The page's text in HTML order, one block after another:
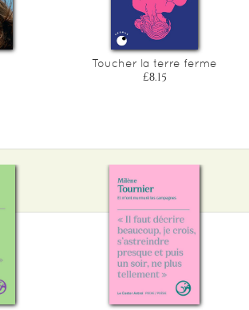
Toucher la terre ferme
£8.15